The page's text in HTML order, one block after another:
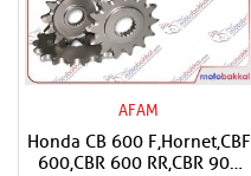
AFAM
Honda CB 600 F,Hornet,CBF
600,CBR 600 RR,CBR 900